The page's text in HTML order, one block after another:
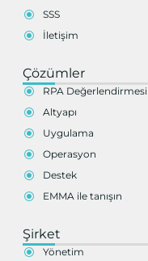
SSS
İletişim
Çözümler
RPA Değerlendirmesi
Altyapı
Uygulama
Operasyon
Destek
EMMA ile tanışın
Şirket
Yönetim